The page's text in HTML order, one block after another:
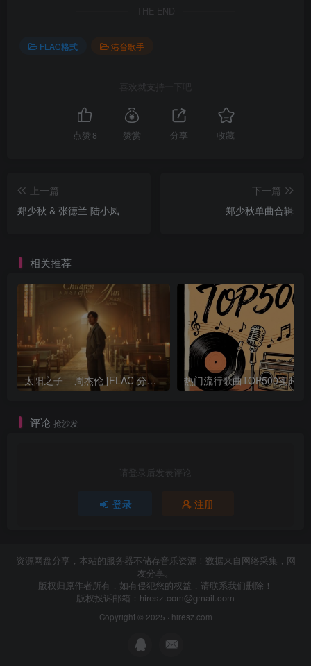
THE END
FLAC格式 港台歌手
喜欢就支持一下吧
点赞 8 赞赏 分享 收藏
上一篇
郑少秋 & 张德兰 陆小凤
下一篇
郑少秋单曲合辑
相关推荐
太阳之子 – 周杰伦 [FLAC 分轨 192Khz 24bit]
评论 抢沙发
请登录后发表评论
登录 注册
资源网盘分享，本站的服务器不储存音乐资源！数据来自网络采集，网
友分享。
版权归原作者所有，如有侵犯您的权益，请联系我们删除！
版权投诉邮箱： hiresz.com@gmail.com
Copyright © 2025 · hiresz.com